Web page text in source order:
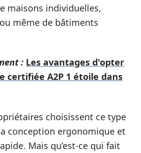
maisons individuelles,
même de bâtiments
: Les avantages d'opter
certifiée A2P 1 étoile dans
choisissent ce type
conception ergonomique et
Mais qu’est-ce qui fait